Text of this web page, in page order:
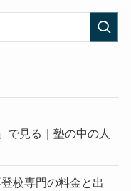
で見る｜塾の中の人
校専門の料金と出